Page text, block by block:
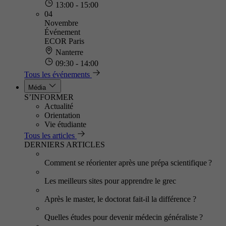
13:00 - 15:00
04
Novembre
Événement
ECOR Paris
Nanterre
09:30 - 14:00
Tous les événements
Média
S’INFORMER
Actualité
Orientation
Vie étudiante
Tous les articles
DERNIERS ARTICLES
Comment se réorienter après une prépa scientifique ?
Les meilleurs sites pour apprendre le grec
Après le master, le doctorat fait-il la différence ?
Quelles études pour devenir médecin généraliste ?